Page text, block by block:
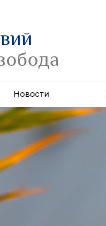
Новости